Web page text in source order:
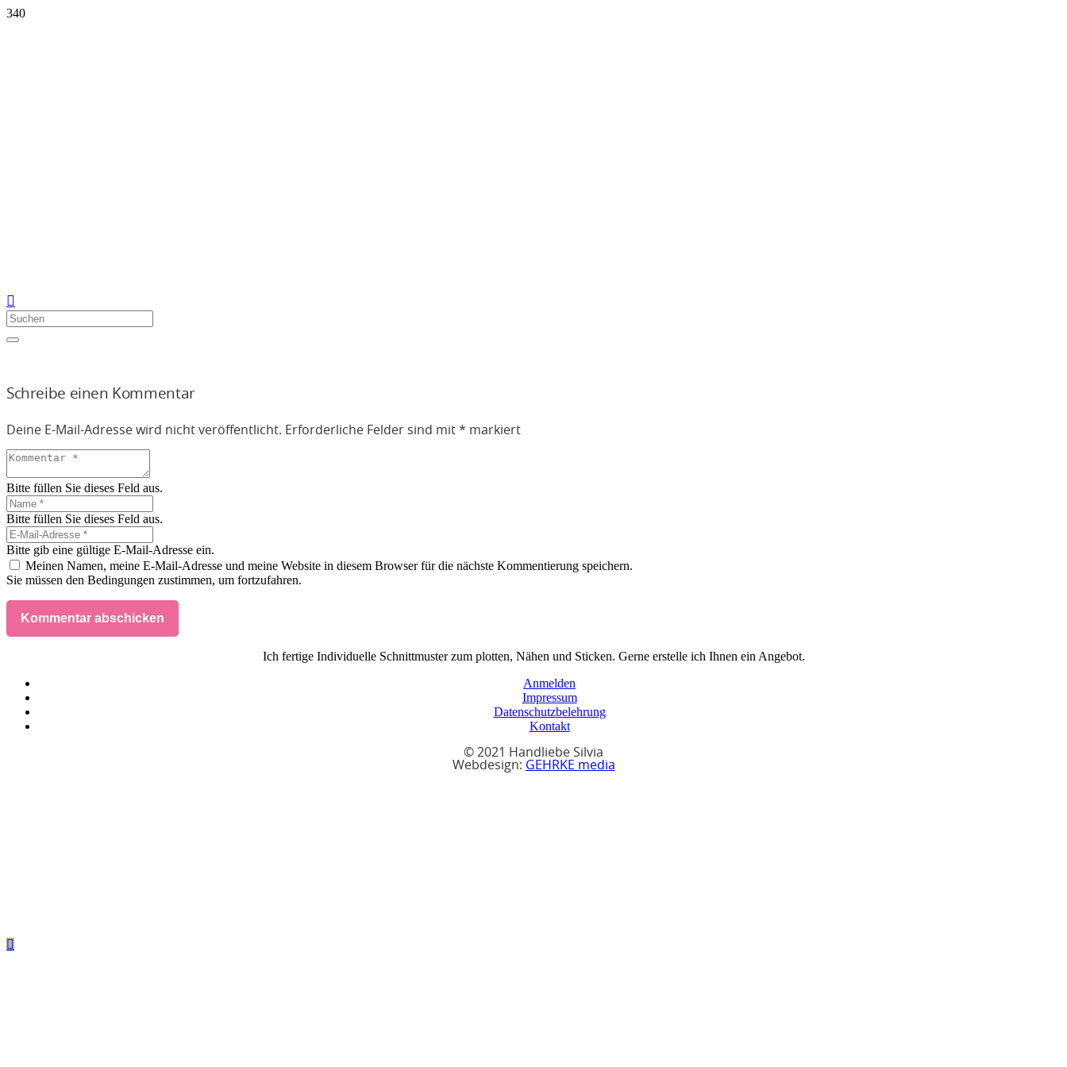
Schreibe einen Kommentar
Deine E-Mail-Adresse wird nicht veröffentlicht. Erforderliche Felder sind mit * markiert
Bitte füllen Sie dieses Feld aus.
Bitte füllen Sie dieses Feld aus.
Bitte gib eine gültige E-Mail-Adresse ein.
Meinen Namen, meine E-Mail-Adresse und meine Website in diesem Browser für die nächste Kommentierung speichern.
Sie müssen den Bedingungen zustimmen, um fortzufahren.
Kommentar abschicken
Ich fertige Individuelle Schnittmuster zum plotten, Nähen und Sticken. Gerne erstelle ich Ihnen ein Angebot.
Anmelden
Impressum
Datenschutzbelehrung
Kontakt
© 2021 Handliebe Silvia
Webdesign: GEHRKE media